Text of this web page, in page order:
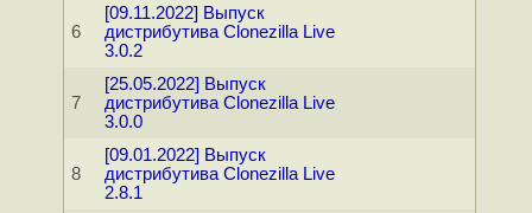
6
[09.11.2022] Выпуск
дистрибутива Clonezilla Live
3.0.2
7
[25.05.2022] Выпуск
дистрибутива Clonezilla Live
3.0.0
8
[09.01.2022] Выпуск
дистрибутива Clonezilla Live
2.8.1